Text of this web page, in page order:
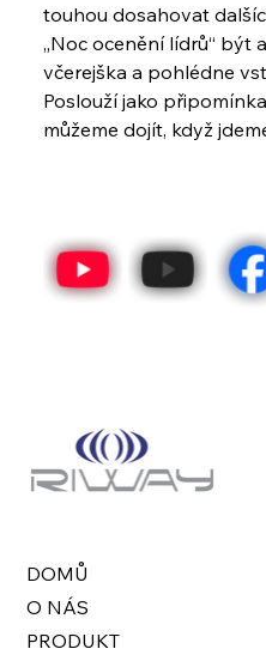
touhou dosahovat
„Noc ocenění lídrů“ být
včerejška a pohlédne
Poslouží jako
můžeme dojít, když
DOMŮ
O NÁS
PRODUKT